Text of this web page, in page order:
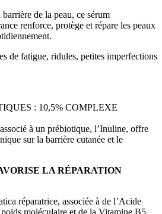
de la peau, ce sérum
renforce, protège et répare les peaux
de fatigue, ridules, petites imperfections
: 10,5% COMPLEXE
à un prébiotique, l’Inuline, offre
sur la barrière cutanée et le
LA RÉPARATION
réparatrice, associée à de l’Acide